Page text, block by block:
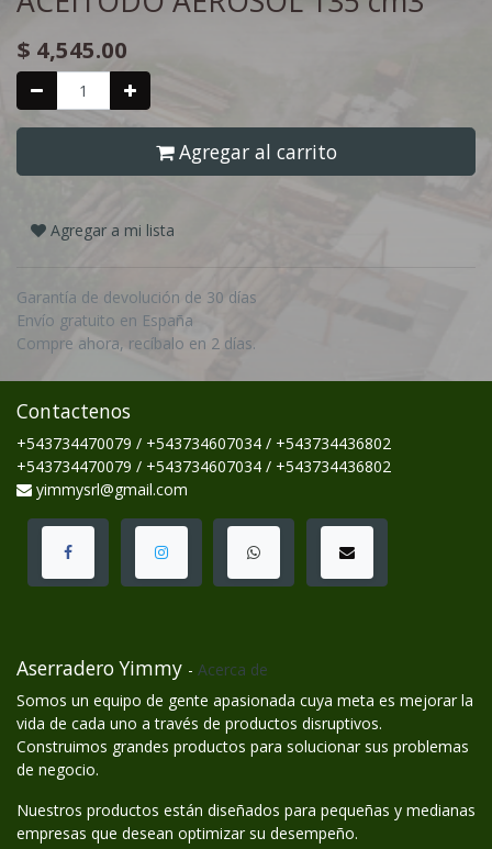
$ 4,545.00
Agregar al carrito
Agregar a mi lista
Garantía de devolución de 30 días
Envío gratuito en España
Compre ahora, recíbalo en 2 días.
Contactenos
+543734470079 / +543734607034 / +543734436802
+543734470079 / +543734607034 / +543734436802
yimmysrl@gmail.com
Aserradero Yimmy - Acerca de
Somos un equipo de gente apasionada cuya meta es mejorar la
vida de cada uno a través de productos disruptivos.
Construimos grandes productos para solucionar sus problemas
de negocio.
Nuestros productos están diseñados para pequeñas y medianas
empresas que desean optimizar su desempeño.